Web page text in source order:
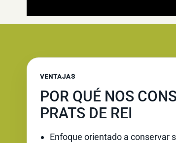
VENTAJAS
POR QUÉ NOS
PRATS DE REI
Enfoque orientado a conservar